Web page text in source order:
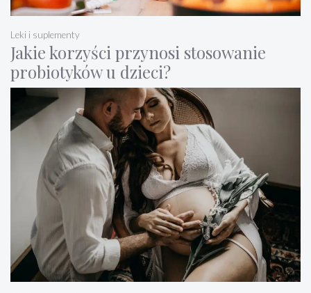
Jakie korzyści przynosi stosowanie
probiotyków u dzieci?
Leki i suplementy